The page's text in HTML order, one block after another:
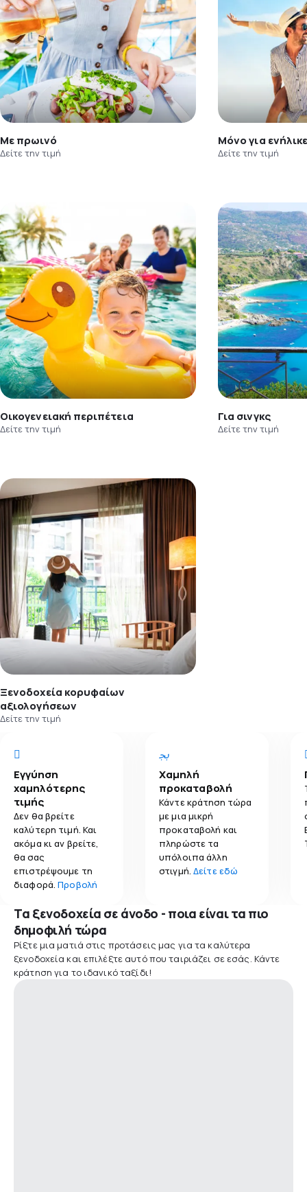
Με πρωινό
Δείτε την τιμή
Μόνο για
Δείτε την τιμή
Οικογενειακή περιπέτεια
Δείτε την τιμή
Για σινγκς
Δείτε την τιμή
Ξενοδοχεία κορυφαίων
αξιολογήσεων
Δείτε την τιμή
Εγγύηση
χαμηλότερης
τιμής
Δεν θα βρείτε
καλύτερη τιμή. Και
ακόμα κι αν βρείτε,
θα σας
επιστρέψουμε τη
διαφορά.Προβολή
Χαμηλή
προκαταβολή
Κάντε κράτηση τώρα
με μια μικρή
προκαταβολή και
πληρώστε τα
υπόλοιπα άλλη
στιγμή.Δείτε εδώ
Τα ξενοδοχεία σε άνοδο - ποια είναι τα πιο
δημοφιλή τώρα
Ρίξτε μια ματιά στις προτάσεις μας για τα καλύτερα
ξενοδοχεία και επιλέξτε αυτό που ταιριάζει σε εσάς. Κάντε
κράτηση για το ιδανικό ταξίδι!